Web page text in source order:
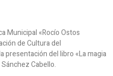
Municipal «Rocío Ostos
de Cultura del
presentación del libro «La magia
Cabello.